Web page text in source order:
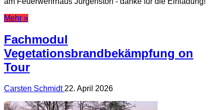
Mehr »
Fachmodul
Vegetationsbrandbekämpfung on
Tour
Carsten Schmidt 22. April 2026